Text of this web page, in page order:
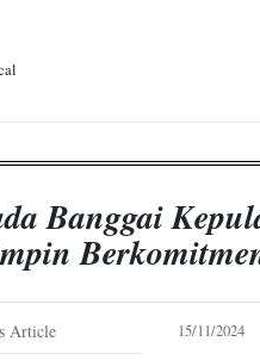
Banggai
Article 15/11/2024